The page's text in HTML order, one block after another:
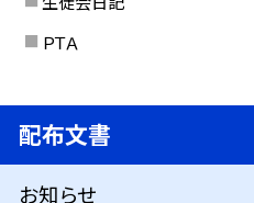
ＰＴＡ
配布文書
お知らせ